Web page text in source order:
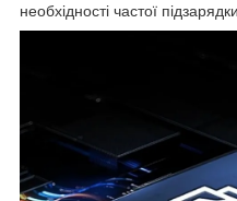
необхідності частої підзарядки.